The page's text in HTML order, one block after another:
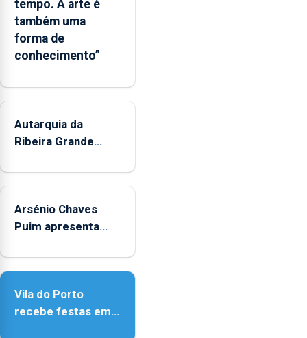
Regional
e
municípios.
tempo. A arte é
também uma
forma de
conhecimento”
Autarquia da
Ribeira Grande
"Museus no Verão"
Arsénio Chaves
Puim apresenta
de Vila do Porto
Vila do Porto
recebe festas em